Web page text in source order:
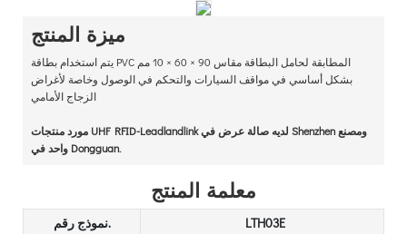
ميزة المنتج
يتم استخدام بطاقة PVC المطابقة لحامل البطاقة مقاس 90 × 60 × 10 مم
بشكل أساسي في مواقف السيارات والتحكم في الوصول وخاصة لأغراض
الزجاج الأمامي
مورد منتجات UHF RFID-Leadlandlink لديه صالة عرض في Shenzhen ومصنع
واحد في Dongguan.
معلمة المنتج
نموذج رقم.
LTH03E